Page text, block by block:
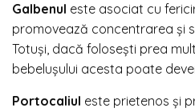
Galbenul este asociat cu
promovează concentrarea și
Totuși, dacă folosești prea
bebelușului acesta poate
Portocaliul este prietenos și